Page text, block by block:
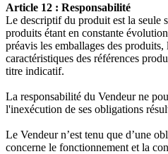
Article 12 : Responsabilité
Le descriptif du produit est la seule
produits étant en constante
préavis les emballages des
caractéristiques des références
titre indicatif.
La responsabilité du Vendeur ne
l'inexécution de ses obligations
Le Vendeur n’est tenu que d’une
concerne le fonctionnement et la